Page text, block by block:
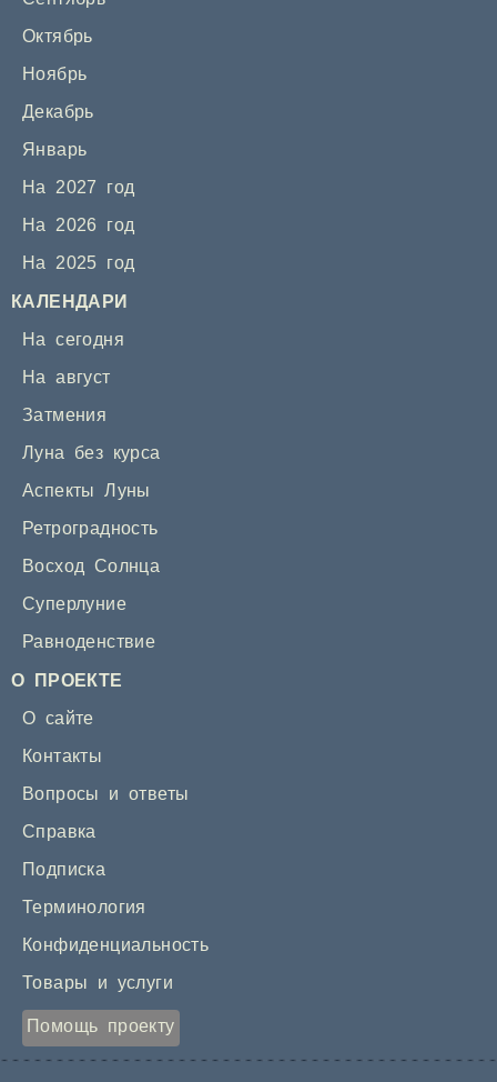
Октябрь
Ноябрь
Декабрь
Январь
На 2027 год
На 2026 год
На 2025 год
КАЛЕНДАРИ
На сегодня
На август
Затмения
Луна без курса
Аспекты Луны
Ретроградность
Восход Солнца
Суперлуние
Равноденствие
О ПРОЕКТЕ
О сайте
Контакты
Вопросы и ответы
Справка
Подписка
Терминология
Конфиденциальность
Товары и услуги
Помощь проекту